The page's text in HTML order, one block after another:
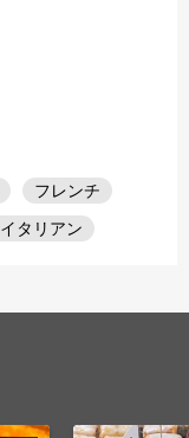
フレンチ
イタリアン